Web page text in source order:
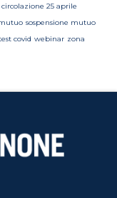
25 aprile
sospensione mutuo
covid webinar zona